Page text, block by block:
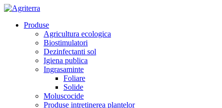
Produse
Agricultura ecologica
Biostimulatori
Dezinfectanti sol
Igiena publica
Ingrasaminte
Foliare
Solide
Moluscocide
Produse intretinerea plantelor